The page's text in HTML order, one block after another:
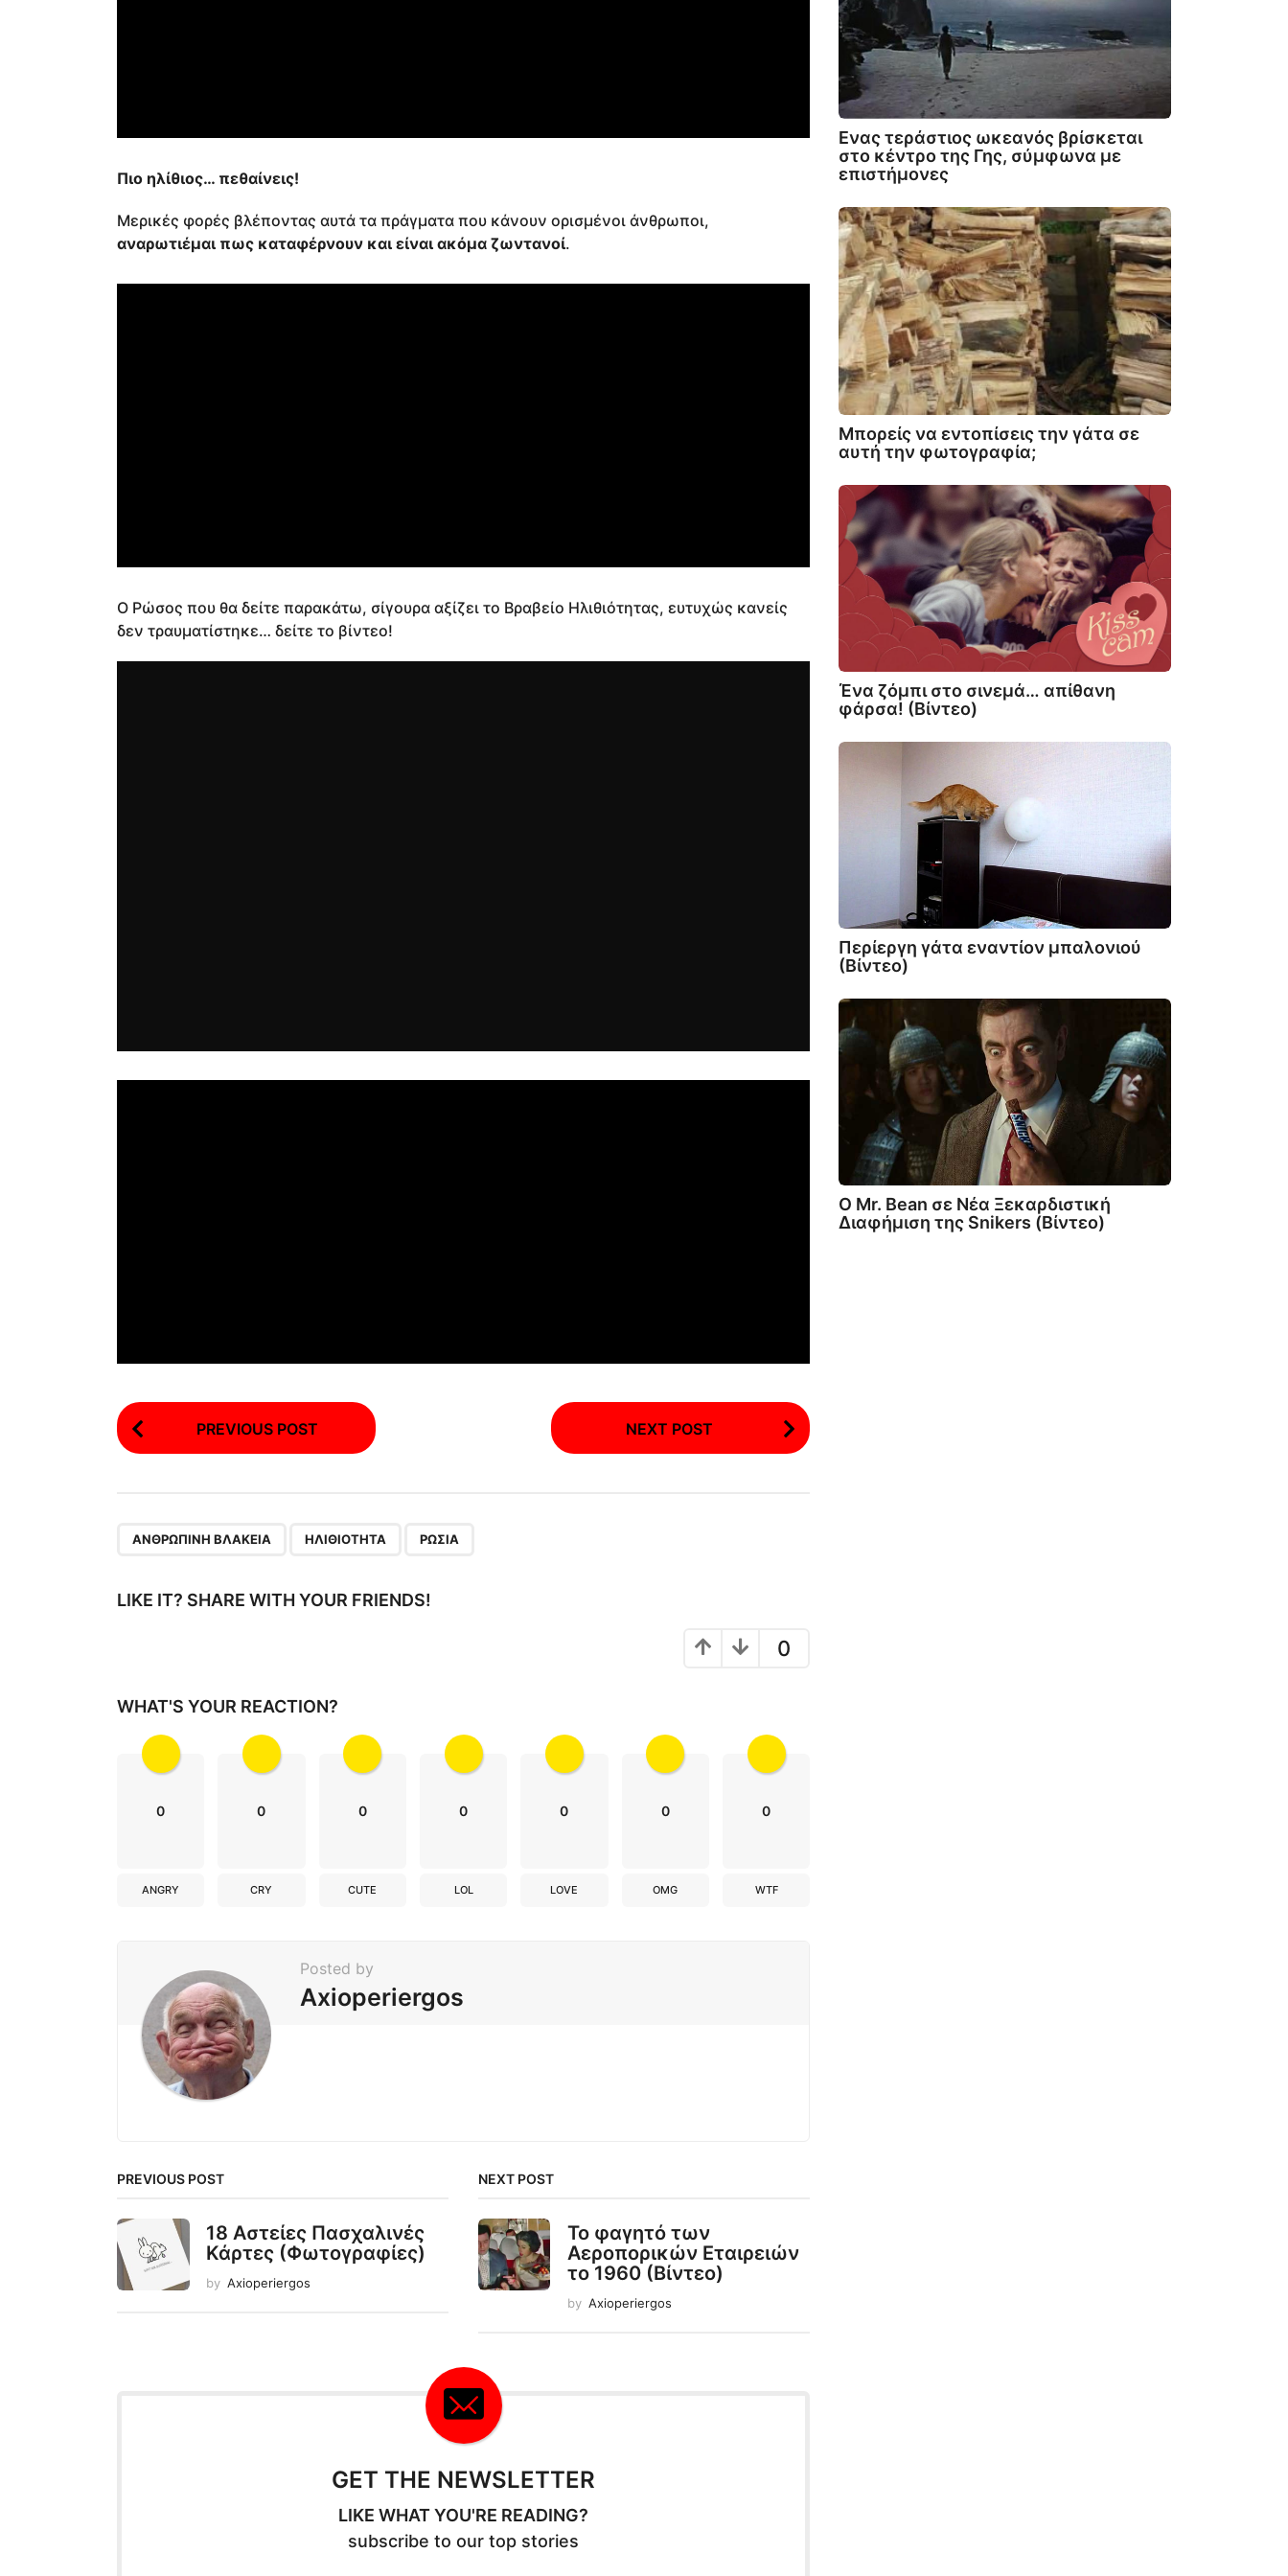
Πιο ηλίθιος… πεθαίνεις!
Μερικές φορές βλέποντας αυτά τα πράγματα που κάνουν ορισμένοι άνθρωποι,
αναρωτιέμαι πως καταφέρνουν και είναι ακόμα ζωντανοί.
Ο Ρώσος που θα δείτε παρακάτω, σίγουρα αξίζει το Βραβείο Ηλιθιότητας, ευτυχώς κανείς
δεν τραυματίστηκε… δείτε το βίντεο!
P
o
P
g
a
t
PREVIOUS POST NEXT POST
ΑΝΘΡΏΠΙΝΗ ΒΛΑΚΕΊΑ ΗΛΙΘΙΌΤΗΤΑ ΡΩΣΊΑ
LIKE IT? SHARE WITH YOUR FRIENDS!
0
WHAT'S YOUR REACTION?
0
ANGRY
0
CRY
0
CUTE
0
LOL
0
LOVE
0
OMG
0
WTF
Posted by
Axioperiergos
PREVIOUS POST
18 Αστείες Πασχαλινές
Κάρτες (Φωτογραφίες)
by Axioperiergos
NEXT POST
Το φαγητό των
Αεροπορικών Εταιρειών
το 1960 (Βίντεο)
by Axioperiergos
GET THE NEWSLETTER
LIKE WHAT YOU'RE READING?
subscribe to our top stories
Ενας τεράστιος ωκεανός βρίσκεται
στο κέντρο της Γης, σύμφωνα με
επιστήμονες
Μπορείς να εντοπίσεις την γάτα σε
αυτή την φωτογραφία;
Ένα ζόμπι στο σινεμά… απίθανη
φάρσα! (Βίντεο)
Περίεργη γάτα εναντίον μπαλονιού
(Βίντεο)
Ο Mr. Bean σε Νέα Ξεκαρδιστική
Διαφήμιση της Snikers (Βίντεο)